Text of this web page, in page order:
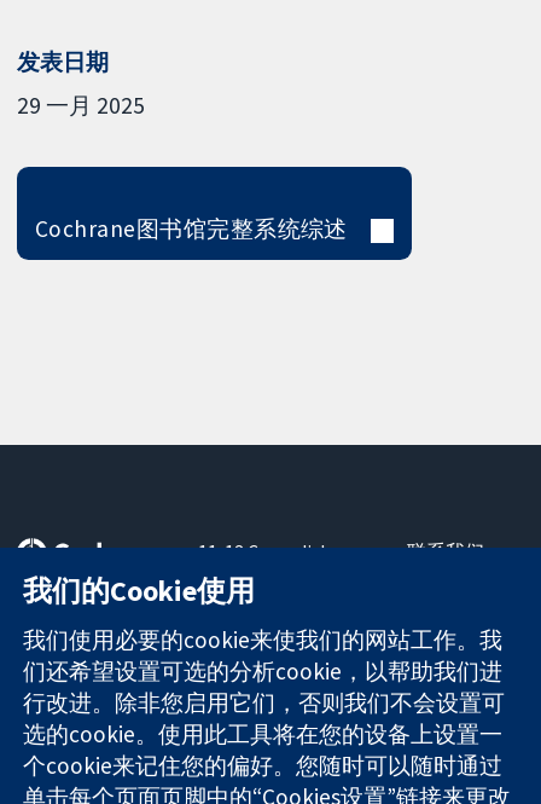
发表日期
29 一月 2025
Cochrane图书馆完整系统综述
可信任的证据
知情决定
更完善的医疗健
康
11-13 Cavendish
Square
London
W1G 0AN
United Kingdom
联系我们
关于我们
工作机会
Cochrane
Library
我们的Cookie使用
我们使用必要的cookie来使我们的网站工作。我
们还希望设置可选的分析cookie，以帮助我们进
行改进。除非您启用它们，否则我们不会设置可
选的cookie。使用此工具将在您的设备上设置一
个cookie来记住您的偏好。您随时可以随时通过
单击每个页面页脚中的“Cookies设置”链接来更改